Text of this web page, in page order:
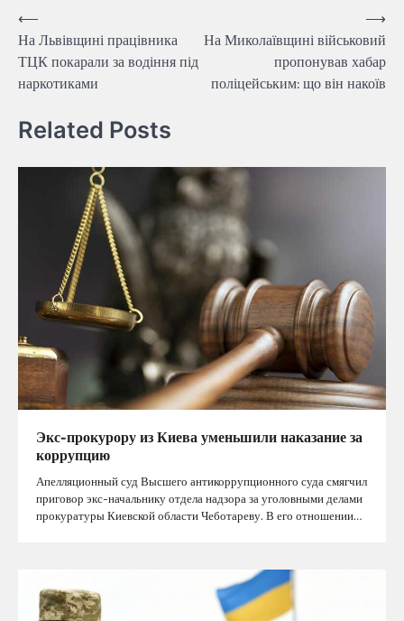
Навігація
записів
⟵
На Львівщині працівника
ТЦК покарали за водіння під
наркотиками
На Миколаївщині військовий
пропонував хабар
поліцейським: що він накоїв
⟶
Related Posts
Экс-прокурору из Киева уменьшили наказание за
коррупцию
Апелляционный суд Высшего антикоррупционного суда смягчил
приговор экс-начальнику отдела надзора за уголовными делами
прокуратуры Киевской области Чеботареву. В его отношении…